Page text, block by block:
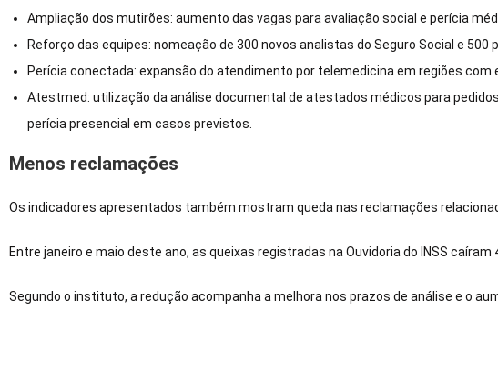
Ampliação dos mutirões: aumento das vagas para avaliação social e perícia
Reforço das equipes: nomeação de 300 novos analistas do Seguro Social e 500
Perícia conectada: expansão do atendimento por telemedicina em regiões com
Atestmed: utilização da análise documental de atestados médicos para
perícia presencial em casos previstos.
Menos reclamações
Os indicadores apresentados também mostram queda nas reclamações
Entre janeiro e maio deste ano, as queixas registradas na Ouvidoria do INSS caíram
Segundo o instituto, a redução acompanha a melhora nos prazos de análise e o